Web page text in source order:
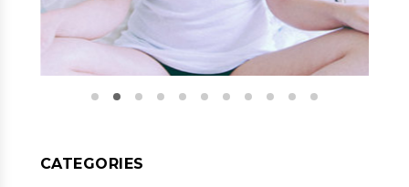
CATEGORIES